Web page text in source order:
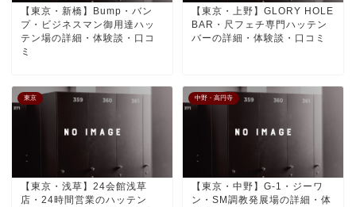
【東京・新橋】Bump・バン
プ・ビジネスマン御用達ハッ
テン場の詳細・体験談・口コ
ミ
【東京・上野】GLORY HOLE
BAR・尺フェチ専門ハッテン
バーの詳細・体験談・口コミ
東京
【東京・浅草】24会館浅草
店・24時間営業のハッテン
中野・高円寺
【東京・中野】G-1・ジーワ
ン・SM調教発展場の詳細・体